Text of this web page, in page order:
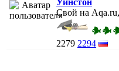
Свой на
2279 2294